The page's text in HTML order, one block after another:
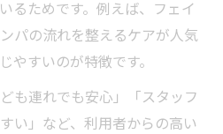
るためです。例えば、フェイ
パの流れを整えるケアが人気
やすいのが特徴です。
も連れでも安心」「スタッフ
い」など、利用者からの高い